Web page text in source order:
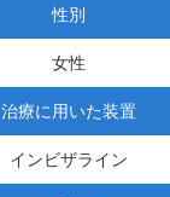
性別
女性
治療に用いた装置
インビザライン